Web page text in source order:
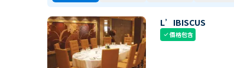
L’IBISCUS
check價格包含